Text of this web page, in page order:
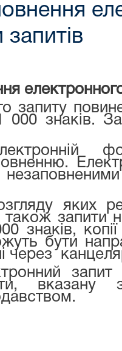
запиту
000 знаків.
яких
запити
знаків,
бути
через
вказану